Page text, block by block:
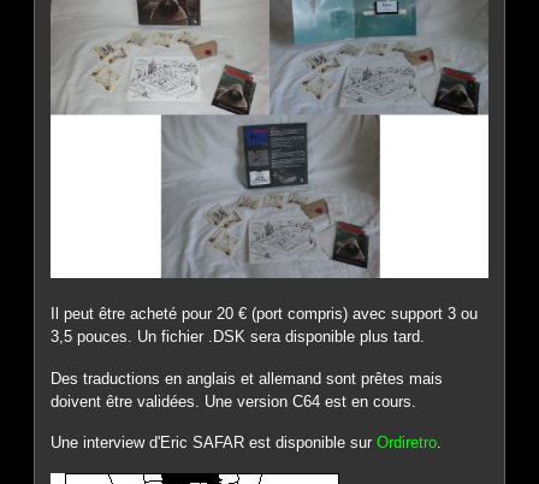
Il peut être acheté pour 20 € (port compris) avec support 3 ou
3,5 pouces. Un fichier .DSK sera disponible plus tard.
Des traductions en anglais et allemand sont prêtes mais
doivent être validées. Une version C64 est en cours.
Une interview d'Eric SAFAR est disponible surOrdiretro.